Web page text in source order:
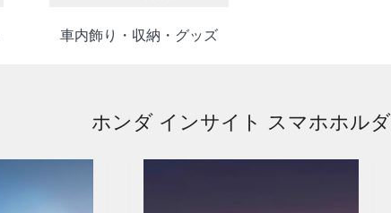
車内飾り・収納・グッズ
ホンダ インサイト スマホホル